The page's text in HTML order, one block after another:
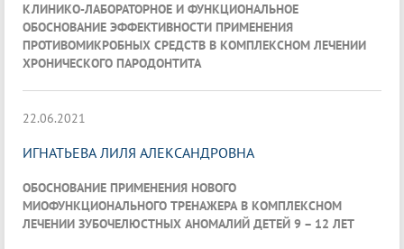
КЛИНИКО-ЛАБОРАТОРНОЕ И ФУНКЦИОНАЛЬНОЕ
ОБОСНОВАНИЕ ЭФФЕКТИВНОСТИ ПРИМЕНЕНИЯ
ПРОТИВОМИКРОБНЫХ СРЕДСТВ В КОМПЛЕКСНОМ ЛЕЧЕНИИ
ХРОНИЧЕСКОГО ПАРОДОНТИТА
22.06.2021
ИГНАТЬЕВА ЛИЛЯ АЛЕКСАНДРОВНА
ОБОСНОВАНИЕ ПРИМЕНЕНИЯ НОВОГО
МИОФУНКЦИОНАЛЬНОГО ТРЕНАЖЕРА В КОМПЛЕКСНОМ
ЛЕЧЕНИИ ЗУБОЧЕЛЮСТНЫХ АНОМАЛИЙ ДЕТЕЙ 9 – 12 ЛЕТ